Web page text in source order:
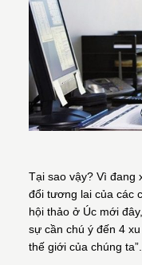
Tại sao vậy? Vì đang
đổi tương lai của các
hội thảo ở Úc mới
sự cần chú ý đến 4
thế giới của chúng ta”.